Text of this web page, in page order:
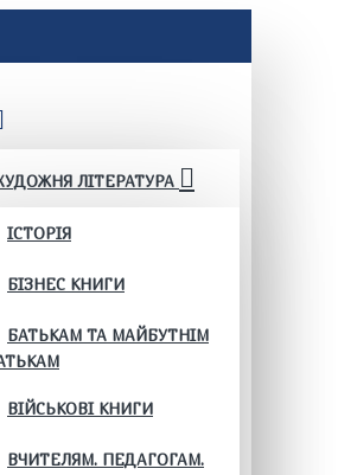
ЛІТЕРАТУРА
ІСТОРІЯ
БІЗНЕС КНИГИ
БАТЬКАМ ТА МАЙБУТНІМ
ВІЙСЬКОВІ КНИГИ
ВЧИТЕЛЯМ. ПЕДАГОГАМ.